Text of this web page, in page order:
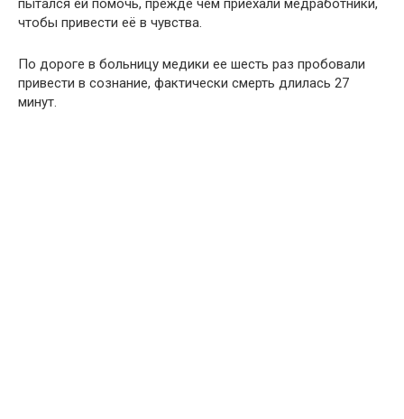
пытался ей помочь, прежде чем приехали медработники,
чтобы привести её в чувства.
По дороге в больницу медики ее шесть раз пробовали
привести в сознание, фактически смерть длилась 27
минут.